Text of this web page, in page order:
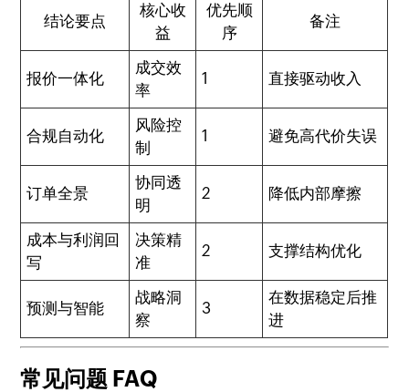
结论要点
核心收
益
优先顺
序
备注
报价一体化
成交效
率
1 直接驱动收入
合规自动化
风险控
制
1 避免高代价失误
订单全景
协同透
明
2 降低内部摩擦
成本与利润回
写
决策精
准
2 支撑结构优化
预测与智能
战略洞
察
3
在数据稳定后推
进
常见问题 FAQ